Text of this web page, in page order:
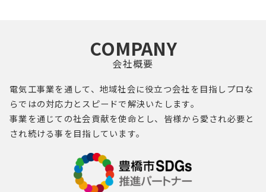
COMPANY
会社概要
電気工事業を通して、地域社会に役立つ会社を目指し プロ な
らではの対応力とスピードで解決いたします。
事業を通じての社会貢献を使命とし、 皆様から愛され必要と
され続ける事を目指しています。